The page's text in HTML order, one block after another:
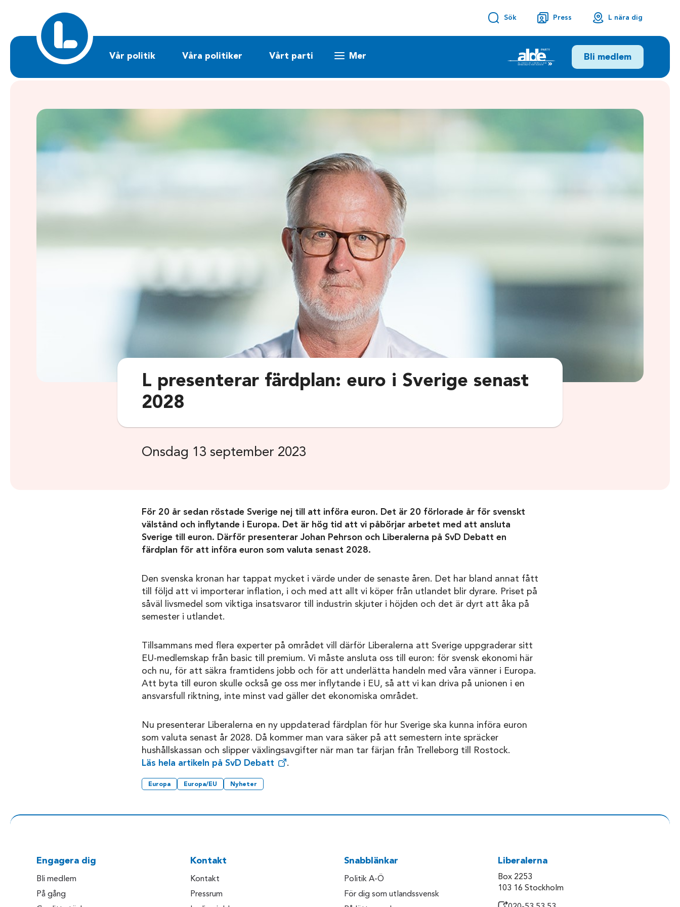
Sök Press L nära dig
Vår politik Våra politiker Vårt parti Mer Bli medlem
L presenterar färdplan: euro i Sverige senast
2028
Onsdag 13 september 2023
För 20 år sedan röstade Sverige nej till att införa euron. Det är 20 förlorade år för svenskt
välstånd och inflytande i Europa. Det är hög tid att vi påbörjar arbetet med att ansluta
Sverige till euron. Därför presenterar Johan Pehrson och Liberalerna på SvD Debatt en
färdplan för att införa euron som valuta senast 2028.
Den svenska kronan har tappat mycket i värde under de senaste åren. Det har bland annat fått
till följd att vi importerar inflation, i och med att allt vi köper från utlandet blir dyrare. Priset på
såväl livsmedel som viktiga insatsvaror till industrin skjuter i höjden och det är dyrt att åka på
semester i utlandet.
Tillsammans med flera experter på området vill därför Liberalerna att Sverige uppgraderar sitt
EU-medlemskap från basic till premium. Vi måste ansluta oss till euron: för svensk ekonomi här
och nu, för att säkra framtidens jobb och för att underlätta handeln med våra vänner i Europa.
Att byta till euron skulle också ge oss mer inflytande i EU, så att vi kan driva på unionen i en
ansvarsfull riktning, inte minst vad gäller det ekonomiska området.
Nu presenterar Liberalerna en ny uppdaterad färdplan för hur Sverige ska kunna införa euron
som valuta senast år 2028. Då kommer man vara säker på att semestern inte spräcker
hushållskassan och slipper växlingsavgifter när man tar färjan från Trelleborg till Rostock.
Läs hela artikeln på SvD Debatt
.
Europa Europa/EU Nyheter
Engagera dig
Bli medlem
På gång
Kontakt
Kontakt
Pressrum
Snabblänkar
Politik A-Ö
För dig som utlandssvensk
Liberalerna
Box 2253
103 16 Stockholm